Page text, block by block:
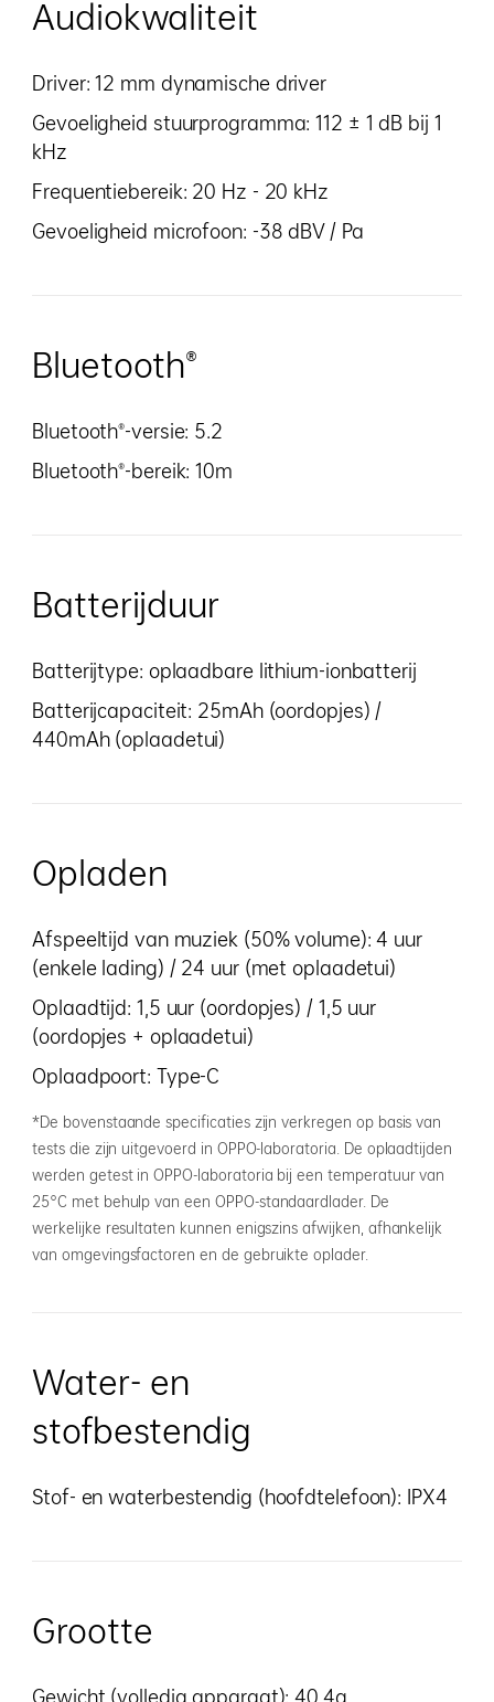
Audiokwaliteit
Driver: 12 mm dynamische driver
Gevoeligheid stuurprogramma: 112 ± 1 dB bij 1
kHz
Frequentiebereik: 20 Hz - 20 kHz
Gevoeligheid microfoon: -38 dBV / Pa
Bluetooth®
Bluetooth®-versie: 5.2
Bluetooth®-bereik: 10m
Batterijduur
Batterijtype: oplaadbare lithium-ionbatterij
Batterijcapaciteit: 25mAh (oordopjes) /
440mAh (oplaadetui)
Opladen
Afspeeltijd van muziek (50% volume): 4 uur
(enkele lading) / 24 uur (met oplaadetui)
Oplaadtijd: 1,5 uur (oordopjes) / 1,5 uur
(oordopjes + oplaadetui)
Oplaadpoort: Type-C
*De bovenstaande specificaties zijn verkregen op basis van
tests die zijn uitgevoerd in OPPO-laboratoria. De oplaadtijden
werden getest in OPPO-laboratoria bij een temperatuur van
25°C met behulp van een OPPO-standaardlader. De
werkelijke resultaten kunnen enigszins afwijken, afhankelijk
van omgevingsfactoren en de gebruikte oplader.
Water- en
stofbestendig
Stof- en waterbestendig (hoofdtelefoon): IPX4
Grootte
Gewicht (volledig apparaat): 40,4g